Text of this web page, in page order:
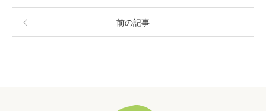
前の記事